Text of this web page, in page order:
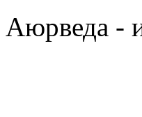
Аюрведа -